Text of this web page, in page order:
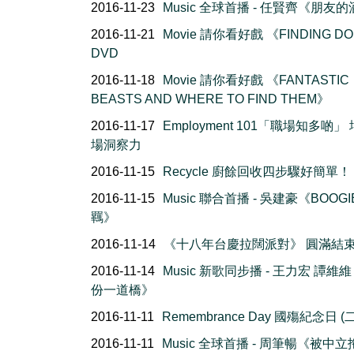
2016-11-23
Music 全球首播 - 任賢齊《朋友的
2016-11-21
Movie 請你看好戲 《FINDING
DVD
2016-11-18
Movie 請你看好戲 《FANTASTIC
BEASTS AND WHERE TO FIND THEM》
2016-11-17
Employment 101「職場知多啲」
場洞察力
2016-11-15
Recycle 廚餘回收四步驟好簡單！
2016-11-15
Music 聯合首播 - 吳建豪《
羈》
2016-11-14
《十八年台慶拉闊派對》 圓滿結
2016-11-14
Music 新歌同步播 - 王力宏 譚維
份一道橋》
2016-11-11
Remembrance Day 國殤紀念日 (
2016-11-11
Music 全球首播 - 周筆暢《被中立